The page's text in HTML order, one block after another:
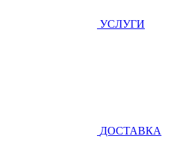
УСЛУГИ
ДОСТАВКА